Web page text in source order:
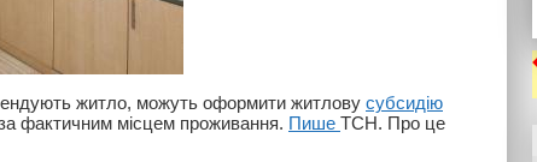
житло, можуть оформити житлову субсидію
фактичним місцем проживання. Пише ТСН. Про це